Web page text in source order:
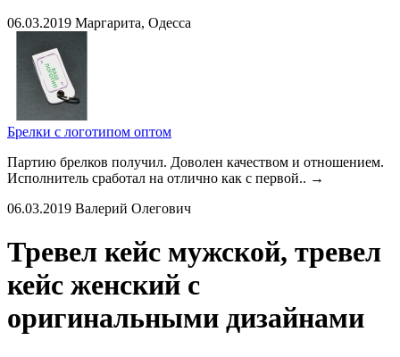
06.03.2019 Маргарита, Одесса
Брелки с логотипом оптом
Партию брелков получил. Доволен качеством и отношением.
Исполнитель сработал на отлично как с первой.. →
06.03.2019 Валерий Олегович
Тревел кейс мужской, тревел
кейс женский с
оригинальными дизайнами